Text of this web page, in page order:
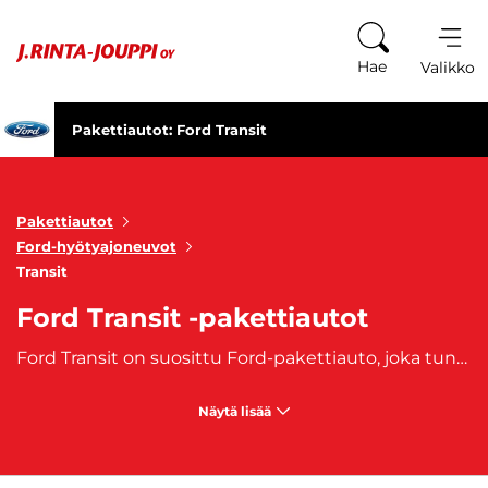
Hae Valikko
Pakettiautot: Ford Transit
Pakettiautot
Ford-hyötyajoneuvot
Transit
Ford Transit -pakettiautot
Ford Transit on suosittu Ford-pakettiauto, joka tunnetaan laadukkaana ja suosittuna hyötyajoneuvona yhdessä Fordin toisen paketitautomallin,
Näytä lisää